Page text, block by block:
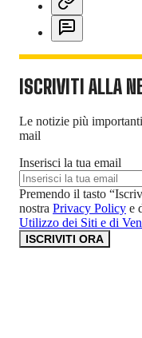
ISCRIVITI ALLA
Le notizie più
mail
Inserisci la tua email
Premendo il tasto
nostra Privacy Policy e
Utilizzo dei Siti e di
ISCRIVITI ORA